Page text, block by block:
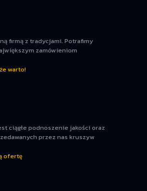
firmą z tradycjami. Potrafimy
zamówieniom
warto!
ciągłe podnoszenie jakości oraz
przez nas kruszyw
ofertę